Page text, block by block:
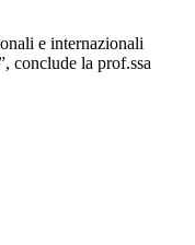
e internazionali
conclude la prof.ssa